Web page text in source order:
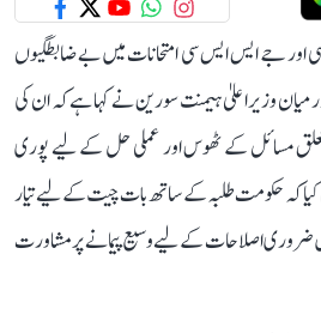
اور جے ایس ایس سی امتحانات میں بے ضابطگیوں
وزیر اعلیٰ ہیمنت سورین نے کہا ہے کہ ان کی
مسائل کے ٹھوس اور عملی حل کے لیے پوری
کہ حکومت طلبہ کے ساتھ بات چیت کے لیے تیار
ضروری اصلاحات کے لیے وسیع پیمانے پر مشاورت